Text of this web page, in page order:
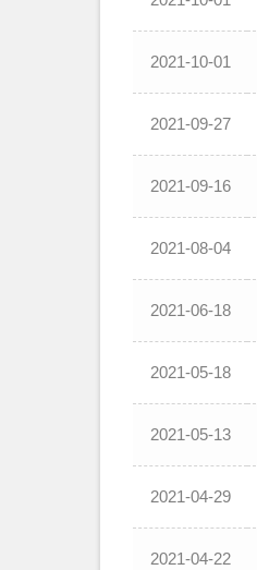
2021-10-01
2021-09-27
2021-09-16
2021-08-04
2021-06-18
2021-05-18
2021-05-13
2021-04-29
2021-04-22